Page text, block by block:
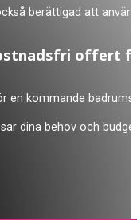
berättigad att
offert
en kommande
dina behov och